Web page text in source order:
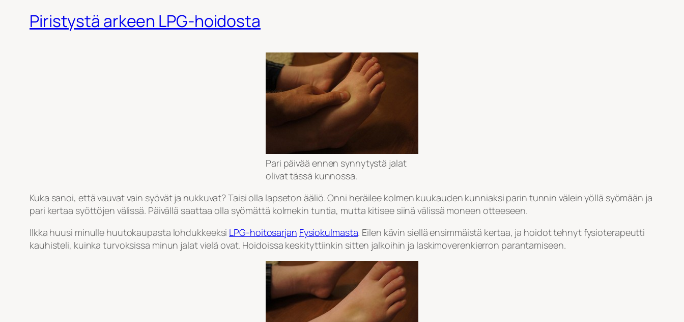
Piristystä arkeen LPG-hoidosta
Pari päivää ennen synnytystä jalat
olivat tässä kunnossa.
Kuka sanoi, että vauvat vain syövät ja nukkuvat? Taisi olla lapseton ääliö. Onni heräilee kolmen kuukauden kunniaksi parin tunnin välein yöllä syömään ja
pari kertaa syöttöjen välissä. Päivällä saattaa olla syömättä kolmekin tuntia, mutta kitisee siinä välissä moneen otteeseen.
Ilkka huusi minulle huutokaupasta lohdukkeeksi LPG-hoitosarjan Fysiokulmasta. Eilen kävin siellä ensimmäistä kertaa, ja hoidot tehnyt fysioterapeutti
kauhisteli, kuinka turvoksissa minun jalat vielä ovat. Hoidoissa keskityttiinkin sitten jalkoihin ja laskimoverenkierron parantamiseen.